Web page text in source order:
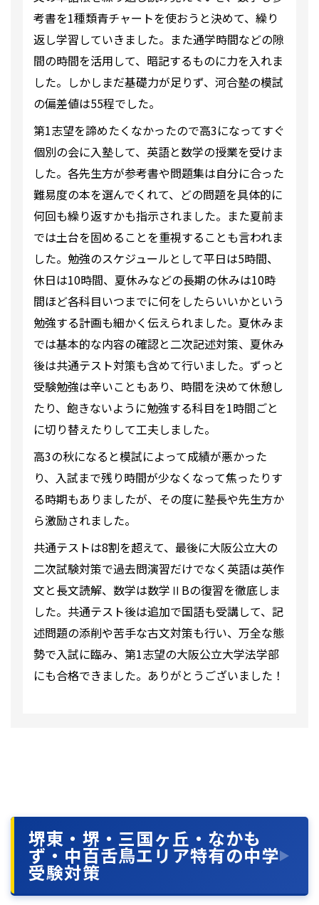
考書を1種類青チャートを使おうと決めて、繰り
返し学習していきました。また通学時間などの隙
間の時間を活用して、暗記するものに力を入れま
した。しかしまだ基礎力が足りず、河合塾の模試
の偏差値は55程でした。
第1志望を諦めたくなかったので高3になってすぐ
個別の会に入塾して、英語と数学の授業を受けま
した。各先生方が参考書や問題集は自分に合った
難易度の本を選んでくれて、どの問題を具体的に
何回も繰り返すかも指示されました。また夏前ま
では土台を固めることを重視することも言われま
した。勉強のスケジュールとして平日は5時間、
休日は10時間、夏休みなどの長期の休みは10時
間ほど各科目いつまでに何をしたらいいかという
勉強する計画も細かく伝えられました。夏休みま
では基本的な内容の確認と二次記述対策、夏休み
後は共通テスト対策も含めて行いました。ずっと
受験勉強は辛いこともあり、時間を決めて休憩し
たり、飽きないように勉強する科目を1時間ごと
に切り替えたりして工夫しました。
高3の秋になると模試によって成績が悪かった
り、入試まで残り時間が少なくなって焦ったりす
る時期もありましたが、その度に塾長や先生方か
ら激励されました。
共通テストは8割を超えて、最後に大阪公立大の
二次試験対策で過去問演習だけでなく英語は英作
文と長文読解、数学は数学ⅡBの復習を徹底しま
した。共通テスト後は追加で国語も受講して、記
述問題の添削や苦手な古文対策も行い、万全な態
勢で入試に臨み、第1志望の大阪公立大学法学部
にも合格できました。ありがとうございました！
堺東・堺・三国ヶ丘・なかも
ず・中百舌鳥エリア特有の中学
受験対策